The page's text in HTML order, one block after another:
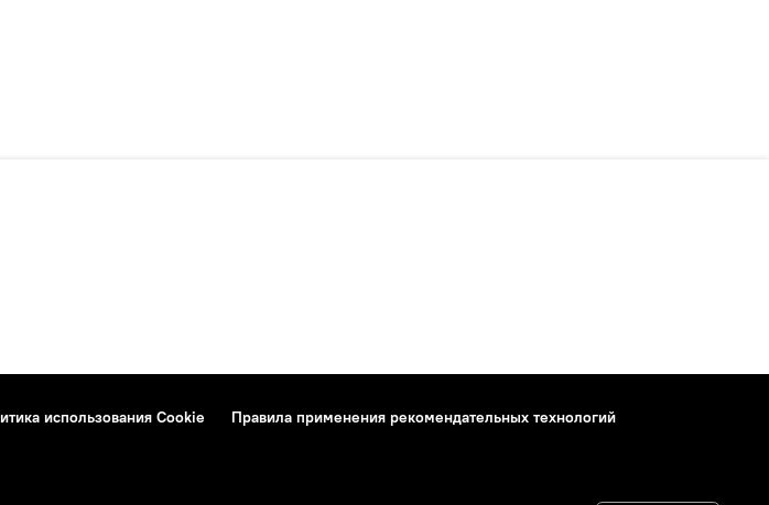
использования Cookie
Правила применения рекомендательных технологий